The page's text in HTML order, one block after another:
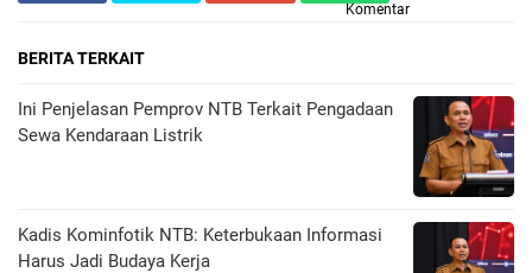
Komentar
BERITA TERKAIT
Ini Penjelasan Pemprov NTB Terkait Pengadaan
Sewa Kendaraan Listrik
Kadis Kominfotik NTB: Keterbukaan Informasi
Harus Jadi Budaya Kerja